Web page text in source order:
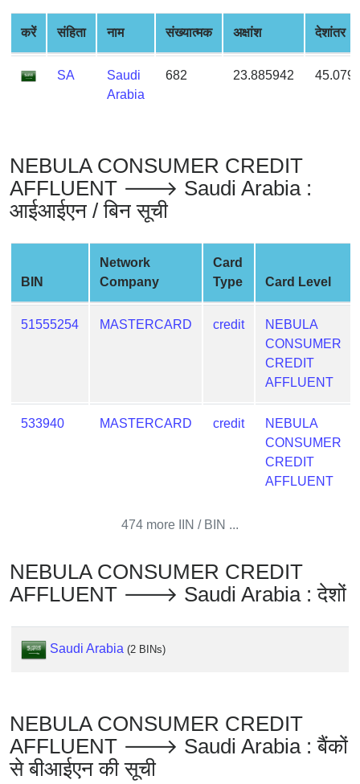
Generate
Credit
Card
from
BIN
Service
What
IP
BIN
Checker
करें संहिता नाम संख्यात्मक अक्षांश देशांतर
SA
Saudi
Arabia
682 23.885942
NEBULA CONSUMER CREDIT
AFFLUENT 🡒 Saudi Arabia :
आईआईएन / बिन सूची
BIN
Network
Company
Card
Type
Card Level
51555254 MASTERCARD credit
NEBULA
CONSUMER
CREDIT
AFFLUENT
533940 MASTERCARD credit
NEBULA
CONSUMER
CREDIT
AFFLUENT
474 more IIN / BIN ...
NEBULA CONSUMER CREDIT
AFFLUENT 🡒 Saudi Arabia : देशों
Saudi Arabia (2 BINs)
NEBULA CONSUMER CREDIT
AFFLUENT 🡒 Saudi Arabia : बैंकों
से बीआईएन की सूची